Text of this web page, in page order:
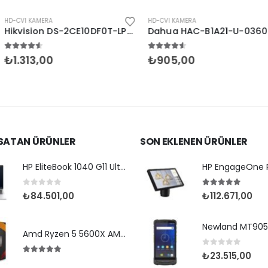
Hikvision DS-2CE10DF0T-LPFS 2MP 2.8mm Colorvu Dahua HAC-B1A21-U-0360B 2MP Bullet HDCVI Kamera
ÜRÜNLER
HP EliteBook 1040 G11 Ultra7 155H-14-32G-1TBSD-WPr
0 5 üzerinden
₺84.501,00
Amd Ryzen 5 5600X AM4Pin 65W Fanlı (Box)
SON EKLENEN ÜRÜNLER
5.00 5
₺112.671,00
0 5 üzerinden
₺23.515,00